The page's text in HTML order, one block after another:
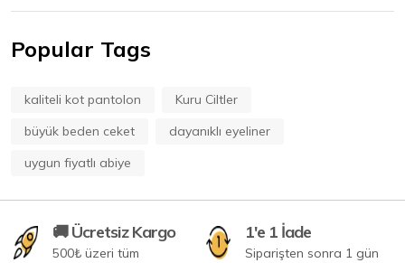
Popular Tags
kaliteli kot pantolon
Kuru Ciltler
büyük beden ceket
dayanıklı eyeliner
uygun fiyatlı abiye
🚚 Ücretsiz Kargo
500₺ üzeri tüm
1'e 1 İade
Siparişten sonra 1 gün